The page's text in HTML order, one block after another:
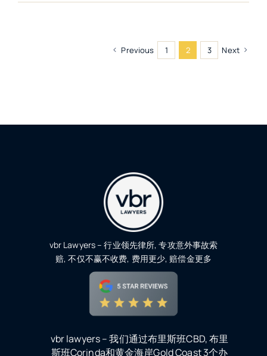
Previous 1 2 3 Next
vbr Lawyers – 行业领先律所, 专攻意外事故索
赔, 不仅不赢不收费, 费用更少, 赔偿金更多
vbr lawyers – 我们通过布里斯班CBD, 布里
斯班Corinda和黄金海岸Gold Coast 3个办